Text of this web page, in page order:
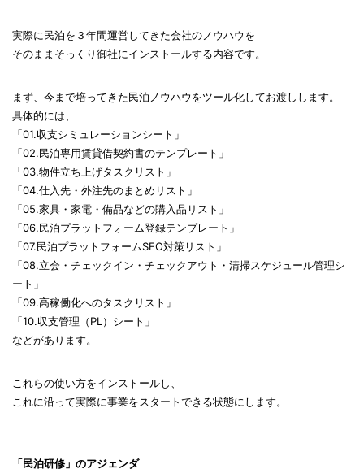
実際に民泊を３年間運営してきた会社のノウハウを
そのままそっくり御社にインストールする内容です。
まず、今まで培ってきた民泊ノウハウをツール化してお渡しします。
具体的には、
「01.収支シミュレーションシート」
「02.民泊専用賃貸借契約書のテンプレート」
「03.物件立ち上げタスクリスト」
「04.仕入先・外注先のまとめリスト」
「05.家具・家電・備品などの購入品リスト」
「06.民泊プラットフォーム登録テンプレート」
「07.民泊プラットフォームSEO対策リスト」
「08.立会・チェックイン・チェックアウト・清掃スケジュール管理シ
ート」
「09.高稼働化へのタスクリスト」
「10.収支管理（PL）シート」
などがあります。
これらの使い方をインストールし、
これに沿って実際に事業をスタートできる状態にします。
「民泊研修」のアジェンダ